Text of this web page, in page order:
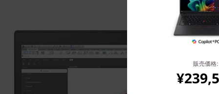
販売価格: